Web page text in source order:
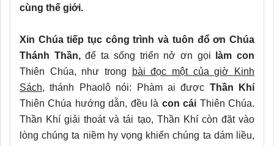
cùng thế giới.
Xin Chúa tiếp tục công trình và tuôn đổ ơn Chúa
Thánh Thần,để ta sống triển nở ơn gọi
làm con
Thiên Chúa, như trong
bài đọc một của giờ Kinh
Sách, thánh Phaolô nói: Phàm ai được Thần Khí
Thiên Chúa hướng dẫn, đều là con cái Thiên Chúa.
Thần Khí giải thoát và tái tạo, Thần Khí còn đặt vào
lòng chúng ta niềm hy vọng khiến chúng ta dám liều,